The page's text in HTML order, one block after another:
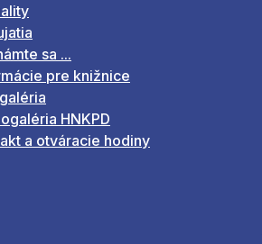
sa ...
pre knižnice
HNKPD
a otváracie hodiny